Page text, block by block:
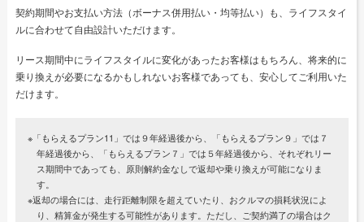
契約期間やお支払い方法（ボーナス併用払い・均等払い）も、ライフスタイ
ルに合わせて自由設計いただけます。
リース期間中にライフスタイルに変化があったお客様はもちろん、将来的に
乗り換えが必要になるかもしれないお客様であっても、安心してご利用いた
だけます。
※「もらえるプラン11」では９年経過後から、「もらえるプラン９」では７
年経過後から、「もらえるプラン７」では５年経過後から、それぞれリー
ス期間中であっても、原則解約金なしで返却や乗り換えが可能になりま
す。
※返却の場合には、走行距離制限を超えていたり、おクルマの損耗状況によ
り、精算金が発生する可能性があります。ただし、ご契約満了の場合はク